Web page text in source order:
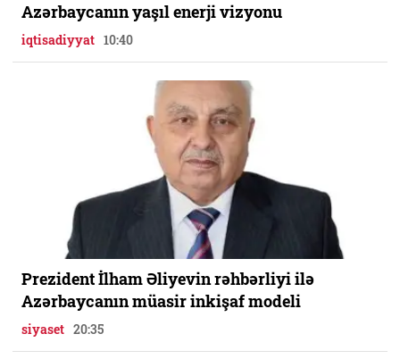
Azərbaycanın yaşıl enerji vizyonu
iqtisadiyyat 10:40
Prezident İlham Əliyevin rəhbərliyi ilə
Azərbaycanın müasir inkişaf modeli
siyaset 20:35